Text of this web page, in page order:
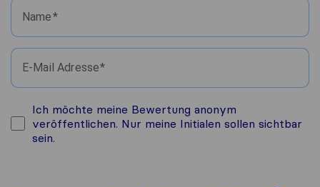
Name
E-Mail Adresse
Ich möchte meine Bewertung anonym
veröffentlichen. Nur meine Initialen sollen sichtbar
sein.